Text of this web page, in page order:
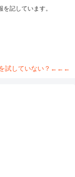
記しています。
試していない？←←←